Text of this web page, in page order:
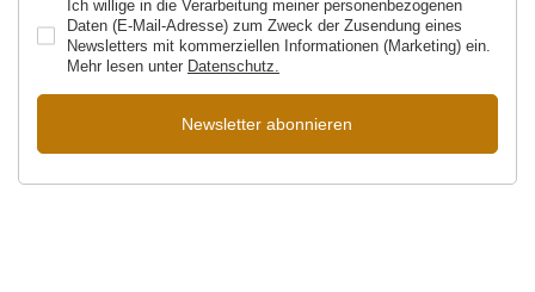
Ich willige in die Verarbeitung meiner personenbezogenen
Daten (E-Mail-Adresse) zum Zweck der Zusendung eines
Newsletters mit kommerziellen Informationen (Marketing) ein.
Mehr lesen unter Datenschutz.
Newsletter abonnieren